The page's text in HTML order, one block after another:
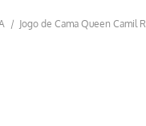
Jogo de Cama Queen Camil